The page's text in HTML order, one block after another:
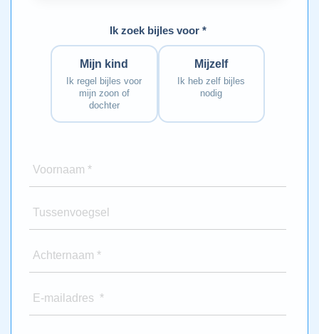
Ik zoek bijles voor *
Mijn kind
Ik regel bijles voor
mijn zoon of
dochter
Mijzelf
Ik heb zelf bijles
nodig
Voornaam *
Tussenvoegsel
Achternaam *
E-mailadres *